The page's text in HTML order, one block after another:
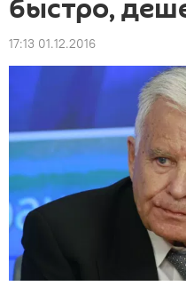
быстро,
17:13 01.12.2016